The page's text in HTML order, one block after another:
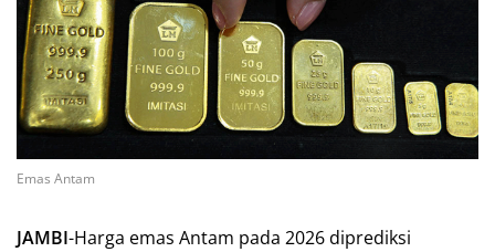
Emas Antam
JAMBI-Harga emas Antam pada 2026 diprediksi